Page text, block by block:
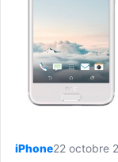
iPhone22 octobre